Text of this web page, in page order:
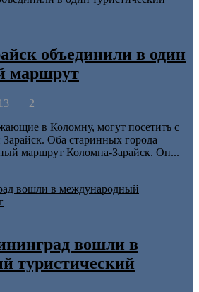
объединили в один
маршрут
2
в Коломну, могут посетить с
Оба старинных города
маршрут Коломна-Зарайск. Он...
вошли в
туристический